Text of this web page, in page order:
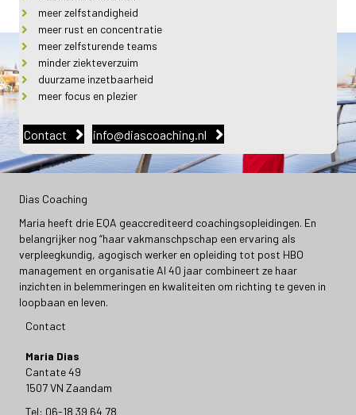
meer zelfstandigheid
meer rust en concentratie
meer zelfsturende teams
minder ziekteverzuim
duurzame inzetbaarheid
meer focus en plezier
Contact info@diascoaching.nl
Dias Coaching
Maria heeft drie EQA geaccrediteerd coachingsopleidingen. En
belangrijker nog “haar vakmanschpschap een ervaring als
verpleegkundig, agogisch werker en opleiding tot post HBO
management en organisatie Al 40 jaar combineert ze haar
inzichten in belemmeringen en kwaliteiten om richting te geven in
loopbaan en leven.
Contact
Maria Dias
Cantate 49
1507 VN Zaandam
Tel: 06-18 39 64 78